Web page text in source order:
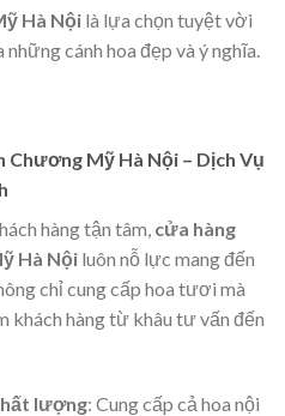
Hà Nội là lựa chọn tuyệt vời
cánh hoa đẹp và ý nghĩa.
Mỹ Hà Nội – Dịch Vụ
hàng tận tâm, cửa hàng
Hà Nội luôn nỗ lực mang đến
chỉ cung cấp hoa tươi mà
khách hàng từ khâu tư vấn đến
lượng: Cung cấp cả hoa nội